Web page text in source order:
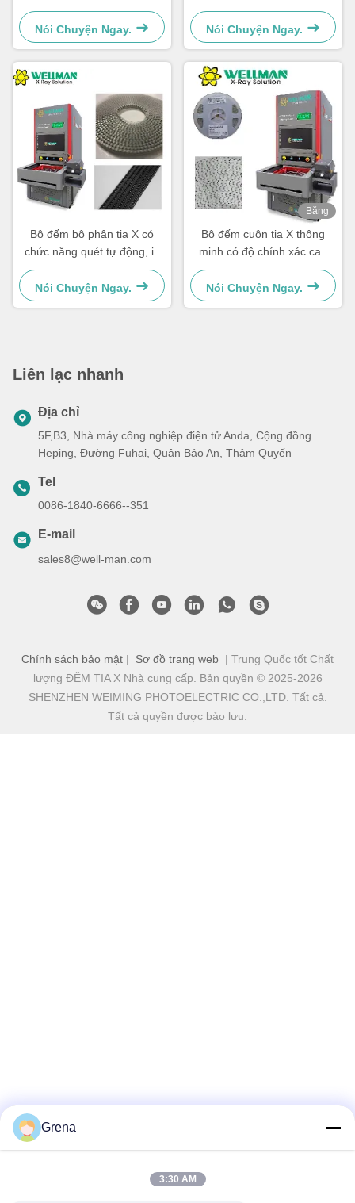
cự 80kV 17" FPD
Nói Chuyện Ngay.
bảo trì
Nói Chuyện Ngay.
Bộ đếm bộ phận tia X có
chức năng quét tự động, in
nhãn và được kết nối với hệ
thống
Nói Chuyện Ngay.
Băng
Bộ đếm cuộn tia X thông
minh có độ chính xác cao
không rò rỉ với ống loại kín
Nói Chuyện Ngay.
Liên lạc nhanh
Địa chỉ
5F,B3, Nhà máy công nghiệp điện tử Anda, Cộng đồng
Heping, Đường Fuhai, Quận Bảo An, Thâm Quyến
Tel
0086-1840-6666--351
E-mail
sales8@well-man.com
Chính sách bảo mật | Sơ đồ trang web | Trung Quốc tốt Chất
lượng ĐẾM TIA X Nhà cung cấp. Bản quyền © 2025-2026
SHENZHEN WEIMING PHOTOELECTRIC CO.,LTD. Tất cả.
Tất cả quyền được bảo lưu.
Grena
3:30 AM